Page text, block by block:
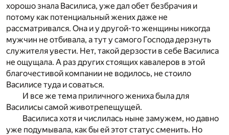
хорошо знала Василиса, уже дал обет безбрачия и
потому как потенциальный жених даже не
рассматривался. Она и у другой-то женщины никогда
мужчин не отбивала, а тут у самого Господа дерзнуть
служителя увести. Нет, такой дерзости в себе Василиса
не ощущала. А раз других стоящих кавалеров в этой
благочестивой компании не водилось, не стоило
Василисе туда и соваться.
И все же тема приличного жениха была для
Василисы самой животрепещущей.
Василиса хотя и числилась ныне замужем, но давно
уже подумывала, как бы ей этот статус сменить. Но